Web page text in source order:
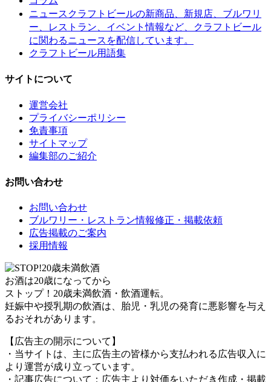
ニュース クラフトビールの新商品、新規店、ブルワリ
ー、レストラン、イベント情報など、クラフトビール
に関わるニュースを配信しています。
クラフトビール用語集
サイトについて
運営会社
プライバシーポリシー
免責事項
サイトマップ
編集部のご紹介
お問い合わせ
お問い合わせ
ブルワリー・レストラン情報修正・掲載依頼
広告掲載のご案内
採用情報
お酒は20歳になってから
ストップ！20歳未満飲酒・飲酒運転。
妊娠中や授乳期の飲酒は、胎児・乳児の発育に悪影響を与え
るおそれがあります。
【広告主の開示について】
・当サイトは、主に広告主の皆様から支払われる広告収入に
より運営が成り立っています。
・記事広告について：広告主より対価をいただき作成・掲載